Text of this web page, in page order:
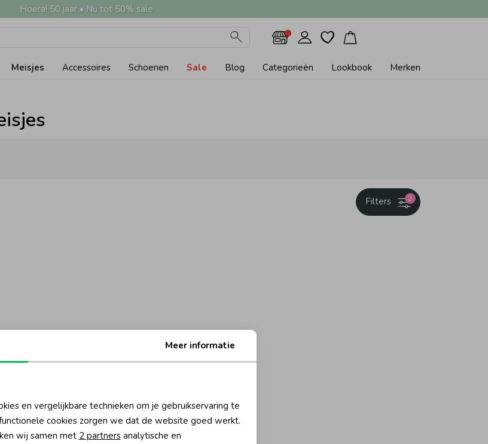
Hoera! 50 jaar • Nu tot 50% sale
Meisjes Accessoires Schoenen Sale Blog Categorieën Lookbook Merken
2
Filters
cookies
Marketing cookies
Meer informatie
en vergelijkbare technieken om je gebruikservaring te
cookies zorgen we dat de website goed werkt.
wij samen met 2 partnersanalytische en